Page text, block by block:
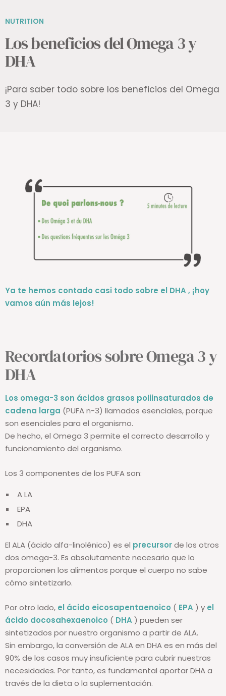
NUTRITION
Los beneficios del Omega 3 y
DHA
¡Para saber todo sobre los beneficios del Omega
3 y DHA!
Ya te hemos contado casi todo sobre el DHA, ¡hoy
vamos aún más lejos!
Recordatorios sobre Omega 3 y
DHA
Los omega-3 son ácidos grasos poliinsaturados de
cadena larga (PUFA n-3) llamados esenciales, porque
son esenciales para el organismo.
De hecho, el Omega 3 permite el correcto desarrollo y
funcionamiento del organismo.
Los 3 componentes de los PUFA son:
A LA
EPA
DHA
El ALA (ácido alfa-linolénico) es el precursorde los otros
dos omega-3. Es absolutamente necesario que lo
proporcionen los alimentos porque el cuerpo no sabe
cómo sintetizarlo.
Por otro lado, el ácido eicosapentaenoico ( EPA) y el
ácido docosahexaenoico ( DHA) pueden ser
sintetizados por nuestro organismo a partir de ALA.
Sin embargo, la conversión de ALA en DHA es en más del
90% de los casos muy insuficiente para cubrir nuestras
necesidades. Por tanto, es fundamental aportar DHA a
través de la dieta o la suplementación.